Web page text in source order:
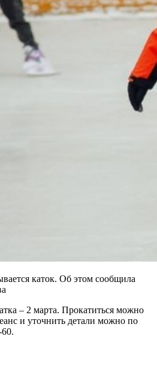
каток. Об этом сообщила
– 2 марта. Прокатиться можно
и уточнить детали можно по